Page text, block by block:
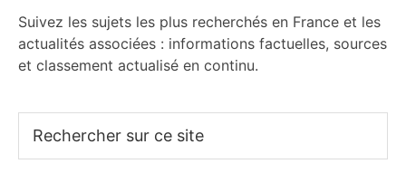
Suivez les sujets les plus recherchés en France et les
actualités associées : informations factuelles, sources
et classement actualisé en continu.
sur